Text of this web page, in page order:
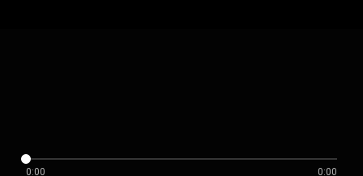
0:00 0:00